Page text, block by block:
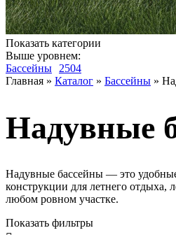
Показать категории
Выше уровнем:
Бассейны
2504
Главная » Каталог » Бассейны »
Надувные
Надувные бассейны — это
конструкции для летнего отдыха,
любом ровном участке.
Показать фильтры